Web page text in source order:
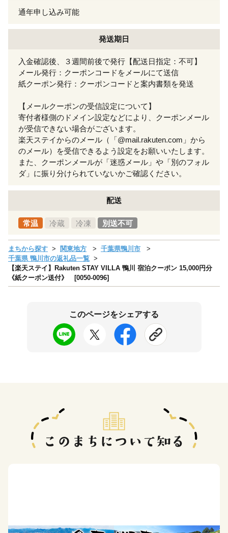
通年申し込み可能
発送期日
入金確認後、３週間前後で発行【配送日指定：不可】
メール発行：クーポンコードをメールにて送信
紙クーポン発行：クーポンコードと案内書類を発送
【メールクーポンの受信設定について】
寄付者様側のドメイン設定などにより、クーポンメール
が受信できない場合がございます。
楽天ステイからのメール（「@mail.rakuten.com」から
のメール）を受信できるよう設定をお願いいたします。
また、クーポンメールが「迷惑メール」や「別のフォル
ダ」に振り分けられていないかご確認ください。
配送
常温 冷蔵 冷凍 別送不可
まちから探す 関東地方
千葉県鴨川市
千葉県 鴨川市の返礼品一覧
【楽天ステイ】Rakuten STAY VILLA 鴨川 宿泊クーポン 15,000円分
《紙クーポン送付》 [0050-0096]
このページをシェアする